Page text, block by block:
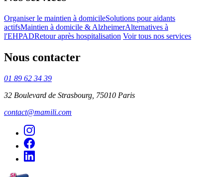
Organiser le maintien à domicileSolutions pour aidants
actifsMaintien à domicile & AlzheimerAlternatives à
l'EHPADRetour après hospitalisation Voir tous nos services
Nous contacter
01 89 62 34 39
32 Boulevard de Strasbourg, 75010 Paris
contact@mamili.com